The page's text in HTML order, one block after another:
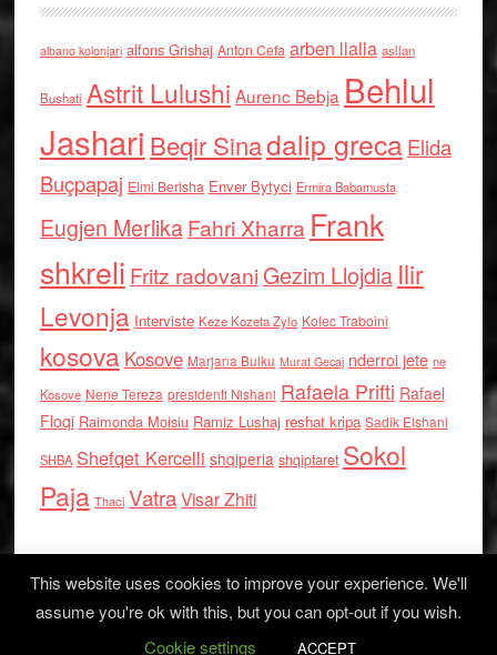
albano kolonjari alfons Grishaj Anton Cefa arben llalla asllan
Bushati Astrit Lulushi Aurenc Bebja Behlul
Jashari Beqir Sinadalip grecaElida
Buçpapaj Elmi Berisha Enver Bytyci Ermira Babamusta
Eugjen MerlikaFahri Xharra Frank
shkreli Fritz radovaniGezim Llojdia Ilir
Levonja Interviste Keze Kozeta Zylo Kolec Traboini
kosova Kosove Marjana Bulku Murat Gecaj nderroi jete ne
Kosove Nene Tereza presidenti Nishani Rafaela Prifti Rafael
Floqi Raimonda Moisiu Ramiz Lushaj reshat kripa Sadik Elshani
SHBA Shefqet Kercelli shqiperia shqiptaret Sokol
Paja Thaci VatraVisar Zhiti
Log in
This website uses cookies to improve your experience. We'll
assume you're ok with this, but you can opt-out if you wish.
Cookie settings
ACCEPT